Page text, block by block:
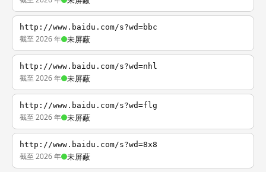
http://www.baidu.com/s?wd=bbc
截至 2026 年 未屏蔽
http://www.baidu.com/s?wd=nhl
截至 2026 年 未屏蔽
http://www.baidu.com/s?wd=flg
截至 2026 年 未屏蔽
http://www.baidu.com/s?wd=8x8
截至 2026 年 未屏蔽